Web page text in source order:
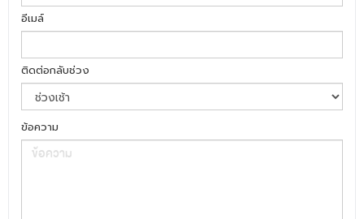
อีเมล์
ติดต่อกลับช่วง
ข้อความ